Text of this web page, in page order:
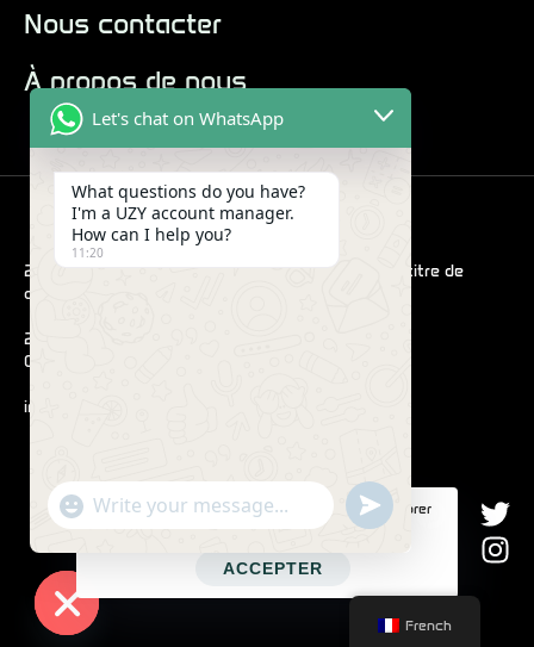
Nous contacter
À propos de nous
2022 Hub. Toutes les images sont présentées à titre de
démonstration uniquement.
290 Maryam Springs 260,
Courbevoie, Paris, France
info@uzyvape.com
French
Ce site web utilise des cookies pour améliorer
votre expérience web.
ACCEPTER
Let's chat on WhatsApp
What questions do you have?
I'm a UZY account manager.
How can I help you?
11:20
"+CHATY_SETTINGS.LANG.EMOJI_PICKER+"
WhatsApp
Message
SEND
WHATSAPP
MESSAGE